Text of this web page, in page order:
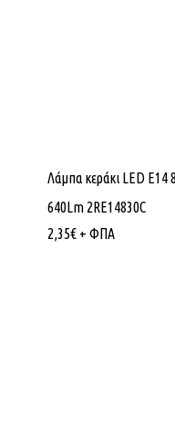
Λάμπα κεράκι LED
640Lm 2RE14830C
2,35€ + ΦΠΑ